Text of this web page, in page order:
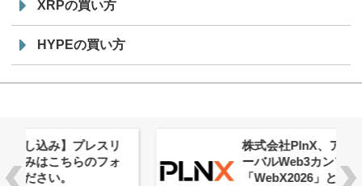
XRPの買い方
HYPEの買い方
株式会社PlnX、アジア最大級のグロ
ーバルWeb3カンファレンス
「WebX2026」とのコラボレーショ